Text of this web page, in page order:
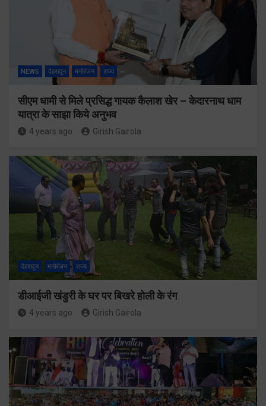
NEWS देहरादून मनोरंजन राज्य
सीएम धामी से मिले प्रसिद्ध गायक कैलाश खेर – केदारनाथ धाम
यात्रा के साझा किये अनुभव
4 years ago Girish Gairola
देहरादून मनोरंजन राज्य
डीआईजी खंडुरी के घर पर बिखरे होली के रंग
4 years ago Girish Gairola